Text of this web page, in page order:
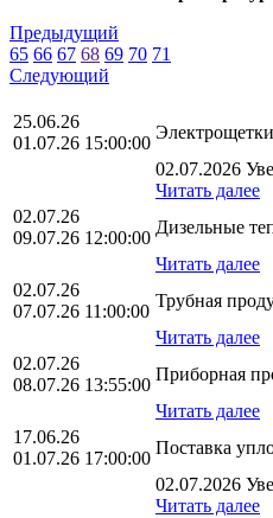
Предыдущий
65 66 67 68 69 70 71
Следующий
25.06.26
01.07.26 15:00:00
02.07.2026
Читать далее
02.07.26
09.07.26 12:00:00
Дизельные
Читать далее
02.07.26
07.07.26 11:00:00
Трубная
Читать далее
02.07.26
08.07.26 13:55:00
Приборная
Читать далее
17.06.26
01.07.26 17:00:00
Поставка
02.07.2026
Читать далее